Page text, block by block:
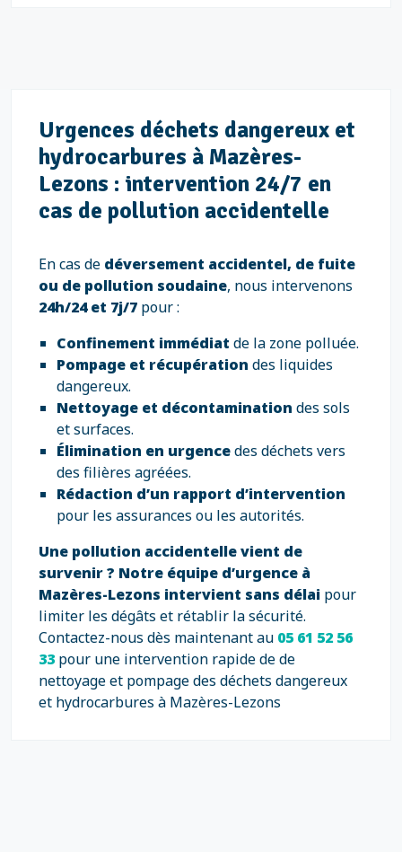
Urgences déchets dangereux et
hydrocarbures à Mazères-
Lezons : intervention 24/7 en
cas de pollution accidentelle
En cas de déversement accidentel, de fuite
ou de pollution soudaine, nous intervenons
24h/24 et 7j/7 pour :
Confinement immédiat de la zone polluée.
Pompage et récupération des liquides
dangereux.
Nettoyage et décontamination des sols
et surfaces.
Élimination en urgencedes déchets vers
des filières agréées.
Rédaction d’un rapport d’intervention
pour les assurances ou les autorités.
Une pollution accidentelle vient de
survenir ? Notre équipe d’urgence à
Mazères-Lezons intervient sans délai pour
limiter les dégâts et rétablir la sécurité.
Contactez-nous dès maintenant au 05 61 52 56
33 pour une intervention rapide de de
nettoyage et pompage des déchets dangereux
et hydrocarbures à Mazères-Lezons